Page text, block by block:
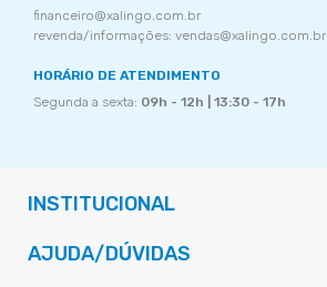
financeiro@xalingo.com.br
revenda/informações: vendas@xalingo.com.br
HORÁRIO DE ATENDIMENTO
Segunda a sexta: 09h - 12h | 13:30 - 17h
INSTITUCIONAL
AJUDA/DÚVIDAS